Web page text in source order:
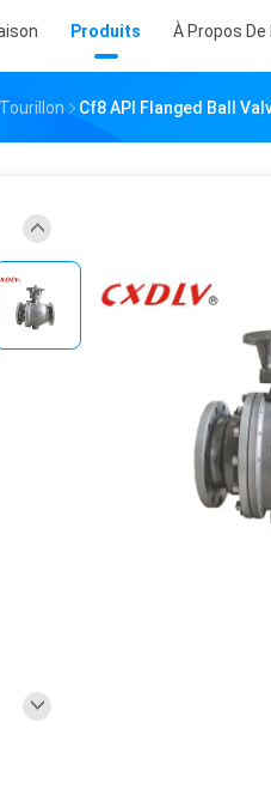
Produits À Propos De
Cf8 API Flanged Ball